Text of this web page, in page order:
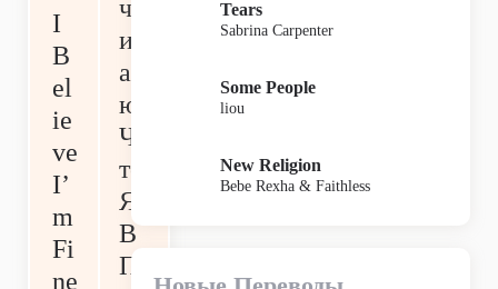
I
B
el
ie
ve
I’
m
Fi
ne
ч
ит
а
ю,
Ч
то
Я
В
П
Tears
Sabrina Carpenter
Some People
liou
New Religion
Bebe Rexha & Faithless